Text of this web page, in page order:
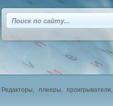
плееры, проигрыватели,